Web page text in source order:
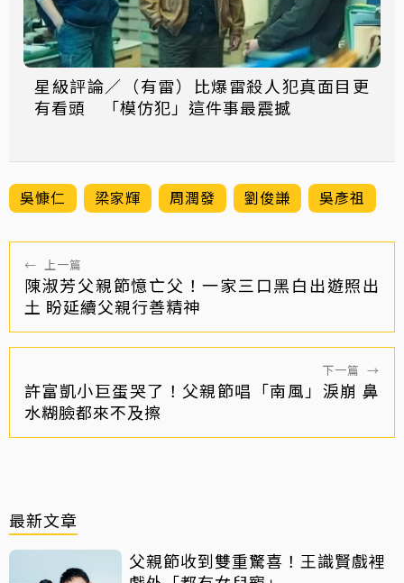
星級評論／（有雷）比爆雷殺人犯真面目更
有看頭 「模仿犯」這件事最震撼
吳慷仁 梁家輝 周潤發 劉俊謙 吳彥祖
← 上一篇
陳淑芳父親節憶亡父！一家三口黑白出遊照出
土 盼延續父親行善精神
下一篇 →
許富凱小巨蛋哭了！父親節唱「南風」淚崩 鼻
水糊臉都來不及擦
最新文章
父親節收到雙重驚喜！王識賢戲裡